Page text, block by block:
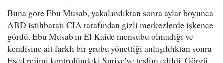
Buna göre Ebu Musab, yakalandıktan sonra aylar boyunca
ABD istihbaratı CIA tarafından gizli merkezlerde işkence
gördü. Ebu Musab'ın El Kaide mensubu olmadığı ve
kendisine ait farklı bir grubu yönettiği anlaşıldıktan sonra
Esed rejimi kontrolündeki Suriye'ye teslim edildi. Görgü